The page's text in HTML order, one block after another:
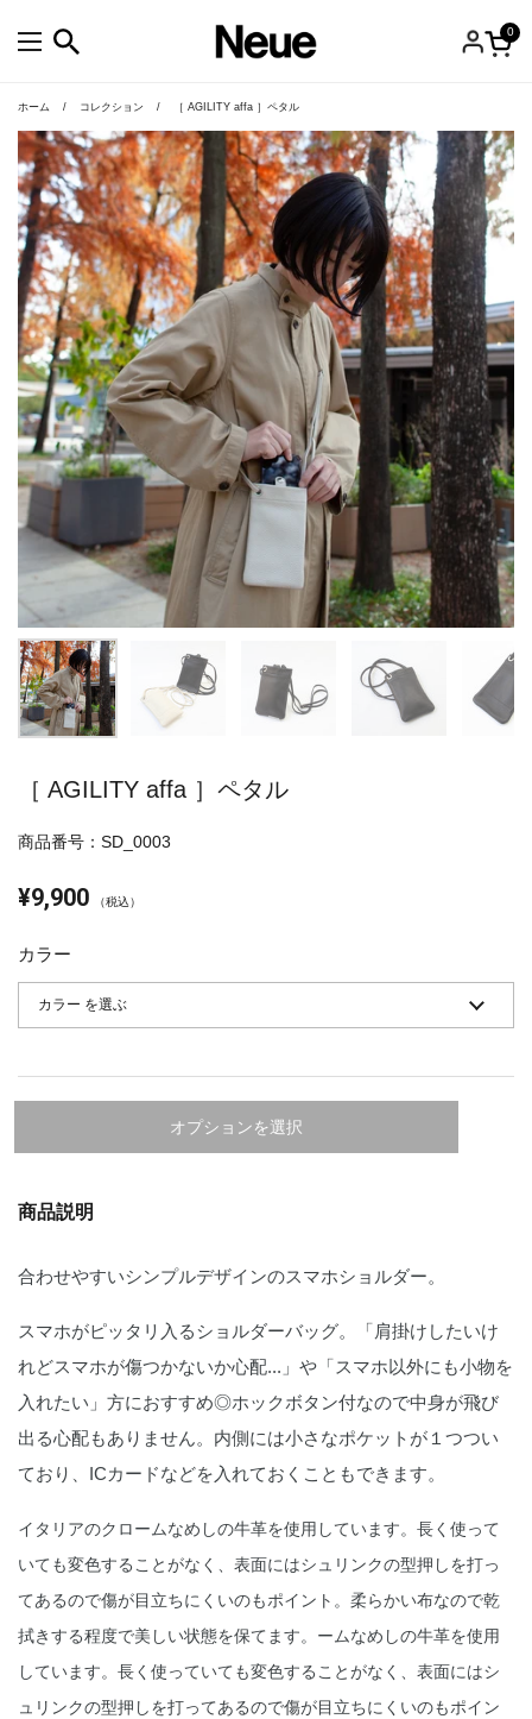
メニューを開く
カー
0
ホーム / コレクション / ［ AGILITY affa ］ペタル
［ AGILITY affa ］ペタル
商品番号：SD_0003
¥9,900 （税込）
カラー
オプションを選択
商品説明
合わせやすいシンプルデザインのスマホショルダー。
スマホがピッタリ入るショルダーバッグ。「肩掛けしたいけ
れどスマホが傷つかないか心配...」や「スマホ以外にも小物を
入れたい」方におすすめ◎ホックボタン付なので中身が飛び
出る心配もありません。内側には小さなポケットが１つつい
ており、ICカードなどを入れておくこともできます。
イタリアのクロームなめしの牛革を使用しています。長く使って
いても変色することがなく、表面にはシュリンクの型押しを打っ
てあるので傷が目立ちにくいのもポイント。柔らかい布なので乾
拭きする程度で美しい状態を保てます。 ームなめしの牛革を使用
しています。長く使っていても変色することがなく、表面にはシ
ュリンクの型押しを打ってあるので傷が目立ちにくいのもポイン